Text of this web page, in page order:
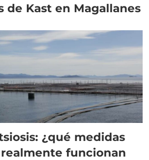
de Kast en Magallanes
¿qué medidas
funcionan